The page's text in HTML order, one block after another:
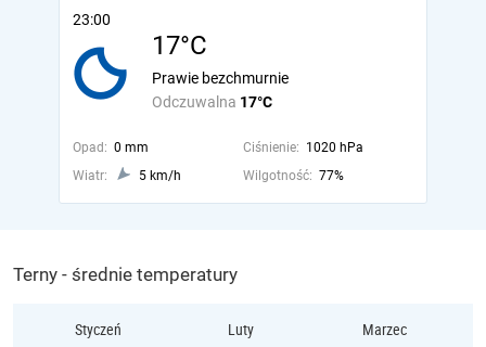
23:00
17°C
Odczuwalna 17°C
Prawie bezchmurnie
Opad: 0 mm Ciśnienie: 1020 hPa
Wiatr:
5 km/h Wilgotność: 77%
Terny - średnie temperatury
Styczeń Luty Marzec